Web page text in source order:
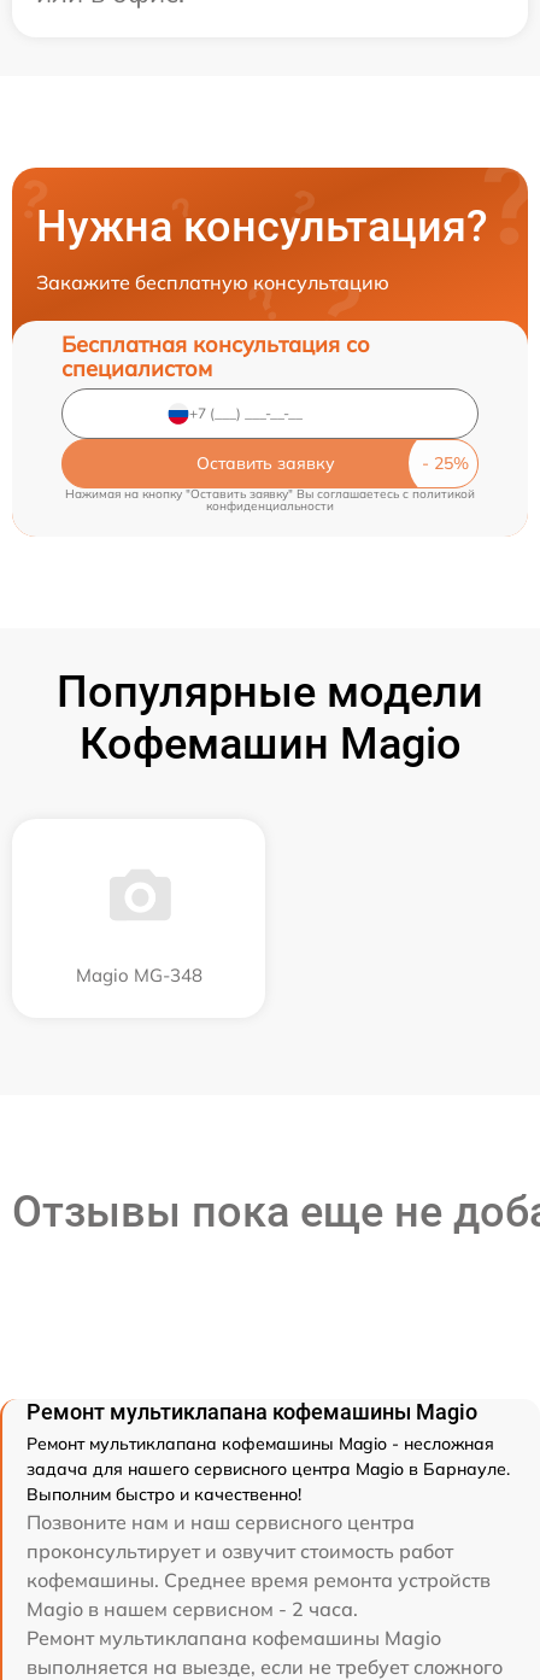
Нужна консультация?
Закажите бесплатную консультацию
Бесплатная консультация со
специалистом
Оставить заявку
Нажимая на кнопку "Оставить заявку" Вы соглашаетесь cполитикой
конфиденциальности
Популярные модели
Кофемашин Magio
Magio MG-348
Отзывы пока еще не
Ремонт мультиклапана кофемашины Magio
Ремонт мультиклапана кофемашины Magio - несложная
задача для нашего сервисного центра Magio в Барнауле.
Выполним быстро и качественно!
Позвоните нам и наш сервисного центра
проконсультирует и озвучит стоимость работ
кофемашины. Среднее время ремонта устройств
Magio в нашем сервисном - 2 часа.
Ремонт мультиклапана кофемашины Magio
выполняется на выезде, если не требует сложного